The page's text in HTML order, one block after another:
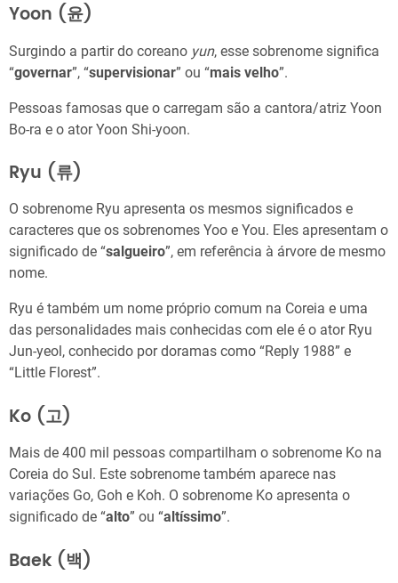
Yoon (윤)
Surgindo a partir do coreano yun, esse sobrenome significa
“governar”, “supervisionar” ou “mais velho”.
Pessoas famosas que o carregam são a cantora/atriz Yoon
Bo-ra e o ator Yoon Shi-yoon.
Ryu (류)
O sobrenome Ryu apresenta os mesmos significados e
caracteres que os sobrenomes Yoo e You. Eles apresentam o
significado de “salgueiro”, em referência à árvore de mesmo
nome.
Ryu é também um nome próprio comum na Coreia e uma
das personalidades mais conhecidas com ele é o ator Ryu
Jun-yeol, conhecido por doramas como “Reply 1988” e
“Little Florest”.
Ko (고)
Mais de 400 mil pessoas compartilham o sobrenome Ko na
Coreia do Sul. Este sobrenome também aparece nas
variações Go, Goh e Koh. O sobrenome Ko apresenta o
significado de “alto” ou “altíssimo”.
Baek (백)